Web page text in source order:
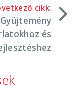
cikk:
Gyűjtemény
és